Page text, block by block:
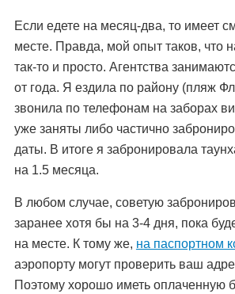
Если едете на месяц-два, то имеет
месте. Правда, мой опыт таков, что
так-то и просто. Агентства
от года. Я ездила по району (пляж
звонила по телефонам на заборах
уже заняты либо частично
даты. В итоге я забронировала
на 1.5 месяца.
В любом случае, советую
заранее хотя бы на 3-4 дня, пока
на месте. К тому же, на паспортном
аэропорту могут проверить ваш
Поэтому хорошо иметь оплаченную